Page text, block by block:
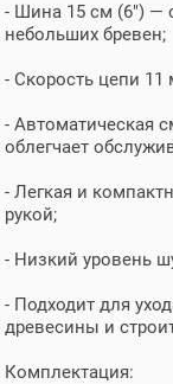
- Шина 15 см (6") —
небольших бревен;
- Скорость цепи
- Автоматическая
облегчает
- Легкая и
рукой;
- Низкий уровень
- Подходит для
древесины и
Комплектация: